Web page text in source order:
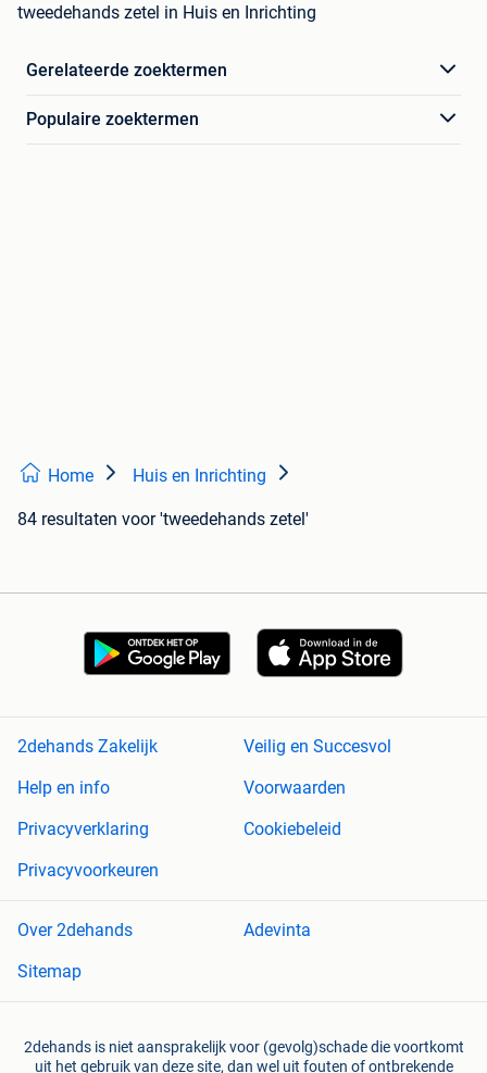
tweedehands zetel in Huis en Inrichting
Gerelateerde zoektermen
Populaire zoektermen
Home Huis en Inrichting
84 resultaten voor 'tweedehands zetel'
2dehands Zakelijk
Veilig en Succesvol
Help en info
Voorwaarden
Privacyverklaring
Cookiebeleid
Privacyvoorkeuren
Over 2dehands
Adevinta
Sitemap
2dehands is niet aansprakelijk voor (gevolg)schade die voortkomt
uit het gebruik van deze site, dan wel uit fouten of ontbrekende